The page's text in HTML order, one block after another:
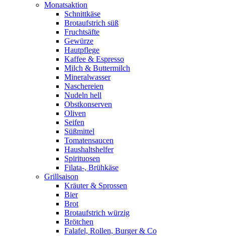
Monatsaktion
Schnittkäse
Brotaufstrich süß
Fruchtsäfte
Gewürze
Hautpflege
Kaffee & Espresso
Milch & Buttermilch
Mineralwasser
Naschereien
Nudeln hell
Obstkonserven
Oliven
Seifen
Süßmittel
Tomatensaucen
Haushaltshelfer
Spirituosen
Filata-, Brühkäse
Grillsaison
Kräuter & Sprossen
Bier
Brot
Brotaufstrich würzig
Brötchen
Falafel, Rollen, Burger & Co